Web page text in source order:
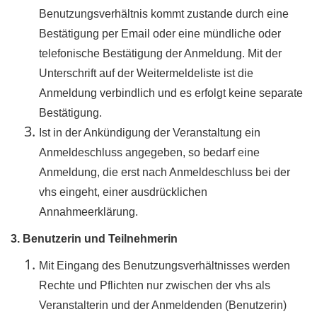
Benutzungsverhältnis kommt zustande durch eine
Bestätigung per Email oder eine mündliche oder
telefonische Bestätigung der Anmeldung. Mit der
Unterschrift auf der Weitermeldeliste ist die
Anmeldung verbindlich und es erfolgt keine separate
Bestätigung.
Ist in der Ankündigung der Veranstaltung ein
Anmeldeschluss angegeben, so bedarf eine
Anmeldung, die erst nach Anmeldeschluss bei der
vhs eingeht, einer ausdrücklichen
Annahmeerklärung.
3. Benutzerin und Teilnehmerin
Mit Eingang des Benutzungsverhältnisses werden
Rechte und Pflichten nur zwischen der vhs als
Veranstalterin und der Anmeldenden (Benutzerin)